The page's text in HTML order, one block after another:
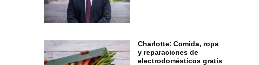
Charlotte: Comida, ropa
y reparaciones de
electrodomésticos gratis